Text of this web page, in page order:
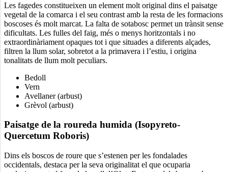
Les fagedes constitueixen un element molt original dins el paisatge
vegetal de la comarca i el seu contrast amb la resta de les formacions
boscoses és molt marcat. La falta de sotabosc permet un trànsit sense
dificultats. Les fulles del faig, més o menys horitzontals i no
extraordinàriament opaques tot i que situades a diferents alçades,
filtren la llum solar, sobretot a la primavera i l’estiu, i origina
tonalitats de llum molt peculiars.
Bedoll
Vern
Avellaner (arbust)
Grèvol (arbust)
Paisatge de la roureda humida (Isopyreto-
Quercetum Roboris)
Dins els boscos de roure que s’estenen per les fondalades
occidentals, destaca per la seva originalitat el que ocuparia